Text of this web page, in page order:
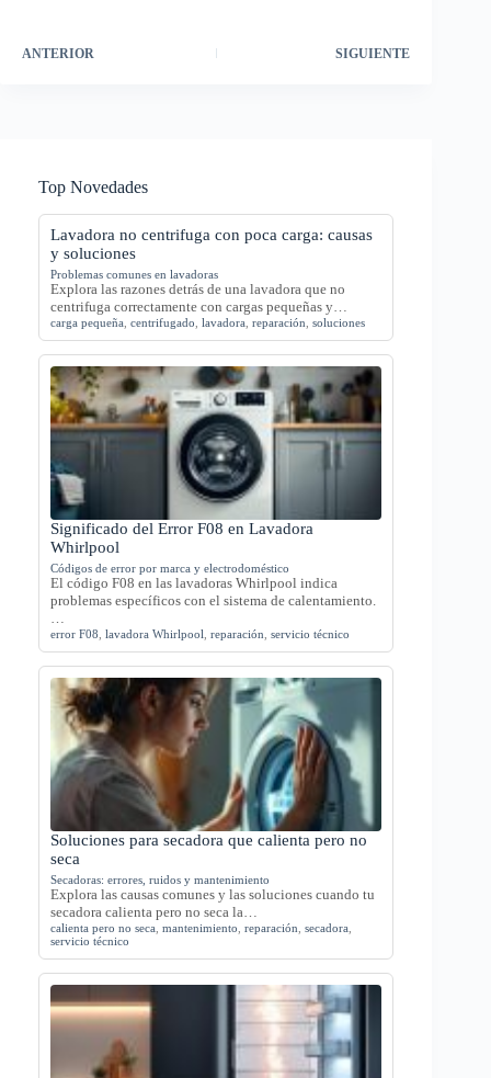
ANTERIOR SIGUIENTE
Top Novedades
Lavadora no centrifuga con poca carga: causas
y soluciones
Problemas comunes en lavadoras
Explora las razones detrás de una lavadora que no
centrifuga correctamente con cargas pequeñas y…
carga pequeña centrifugado lavadora reparación soluciones
Significado del Error F08 en Lavadora
Whirlpool
Códigos de error por marca y electrodoméstico
El código F08 en las lavadoras Whirlpool indica
problemas específicos con el sistema de calentamiento.
error F08 lavadora Whirlpool reparación servicio técnico
Soluciones para secadora que calienta pero no
seca
Secadoras: errores, ruidos y mantenimiento
Explora las causas comunes y las soluciones cuando tu
secadora calienta pero no seca la…
calienta pero no seca mantenimiento reparación secadora
servicio técnico